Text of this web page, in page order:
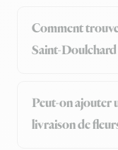
Comment
Saint-Doulchard
Peut-on ajouter
livraison de